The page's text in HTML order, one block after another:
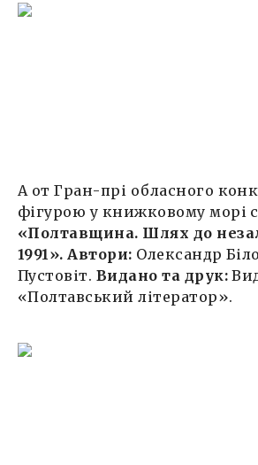
А от Гран-прі обласного
фігурою у книжковому морі
«Полтавщина. Шлях до
1991». Автори: Олександр
Пустовіт. Видано та друк:
«Полтавський літератор».